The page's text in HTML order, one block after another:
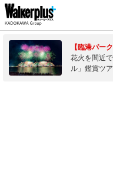
【臨港パー
花火を間近
ル」鑑賞ツ